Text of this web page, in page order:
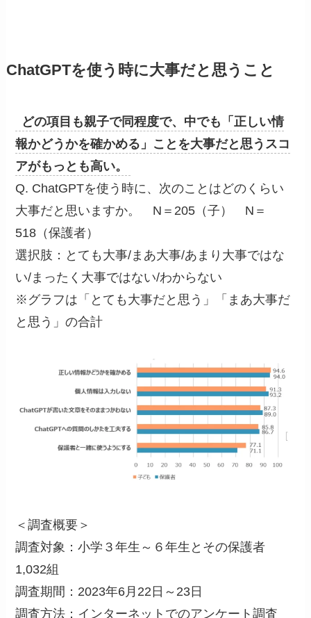
ChatGPTを使う時に大事だと思うこと
どの項目も親子で同程度で、中でも「正しい情
報かどうかを確かめる」ことを大事だと思うスコ
アがもっとも高い。
Q. ChatGPTを使う時に、次のことはどのくらい
大事だと思いますか。 N＝205（子） N＝
518（保護者）
選択肢：とても大事/まあ大事/あまり大事ではな
い/まったく大事ではない/わからない
※グラフは「とても大事だと思う」「まあ大事だ
と思う」の合計
＜調査概要＞
調査対象：小学３年生～６年生とその保護者
1,032組
調査期間：2023年6月22日～23日
調査方法：インターネットでのアンケート調査